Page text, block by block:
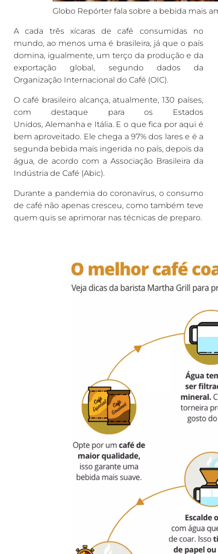
Globo Repórter fala sobre a bebida mais
A cada três xícaras de café consumidas no
mundo, ao menos uma é brasileira, já que o país
domina, igualmente, um terço da produção e da
exportação global, segundo dados da
Organização Internacional do Café (OIC).
O café brasileiro alcança, atualmente, 130 países,
com destaque para os Estados
Unidos, Alemanha e Itália. E o que fica por aqui é
bem aproveitado. Ele chega a 97% dos lares e é a
segunda bebida mais ingerida no país, depois da
água, de acordo com a Associação Brasileira da
Indústria de Café (Abic).
Durante a pandemia do coronavírus, o consumo
de café não apenas cresceu, como também teve
quem quis se aprimorar nas técnicas de preparo.